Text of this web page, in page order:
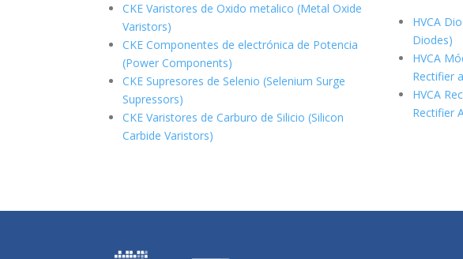
CKE Varistores de Oxido metalico (Metal Oxide
Varistors)
CKE Componentes de electrónica de Potencia
(Power Components)
CKE Supresores de Selenio (Selenium Surge
Supressors)
CKE Varistores de Carburo de Silicio (Silicon
Carbide Varistors)
HVCA
Diodes)
HVCA
Rectifier
HVCA
Rectifier